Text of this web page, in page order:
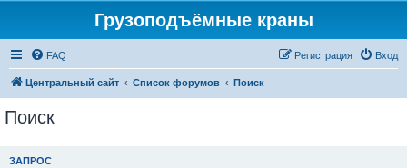
Грузоподъёмные краны
FAQ Вход
Регистрация
Центральный сайт Список форумов Поиск
Поиск
ЗАПРОС